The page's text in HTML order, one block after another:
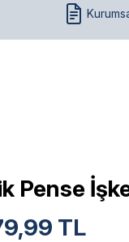
Pense
TL